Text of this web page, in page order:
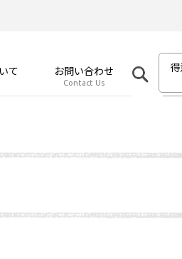
て お問い合わせ
Contact Us